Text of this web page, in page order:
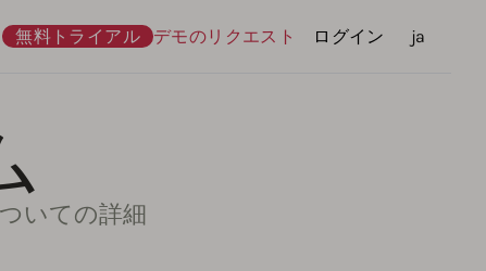
無料トライアル デモのリクエスト ログイン 言語
ja
いての詳細